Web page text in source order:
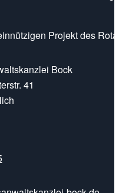
Projekt des
Bock
41